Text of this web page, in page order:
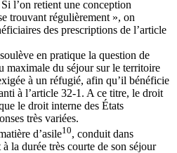
l’on retient une conception
trouvant régulièrement », on
des prescriptions de l’article
en pratique la question de
maximale du séjour sur le territoire
à un réfugié, afin qu’il bénéficie
à l’article 32-1. A ce titre, le droit
le droit interne des États
très variées.
d’asile10, conduit dans
la durée très courte de son séjour